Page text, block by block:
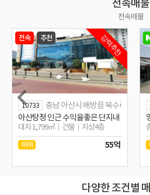
전속매물
전속매물
페,주택
2,1F
강력추천
전속 추천
10733
충남 아산시 배방읍 북수리
아산탕정 인근 수익율좋은 단지내 및 학교
대지 1,799㎡ 건물 지상4층
매매 55억
다양한 조건별